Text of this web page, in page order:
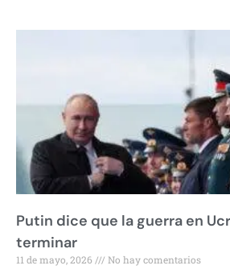
Putin dice que la guerra en
terminar
11 de mayo, 2026 No hay comentarios